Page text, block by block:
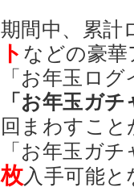
期間中、累計
ト などの豪
「お年玉ロ
「お年玉ガ
回まわすこ
「お年玉ガ
枚入手可能